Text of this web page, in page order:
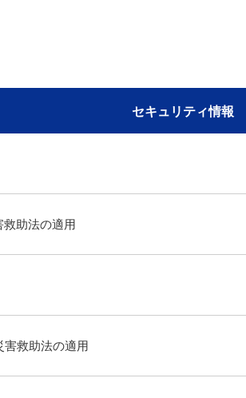
セキュリティ情報
助法の適用
害救助法の適用